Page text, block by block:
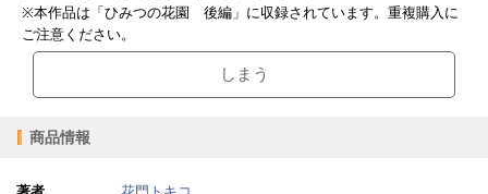
※本作品は「ひみつの花園 後編」に収録されています。重複購入に
ご注意ください。
しまう
商品情報